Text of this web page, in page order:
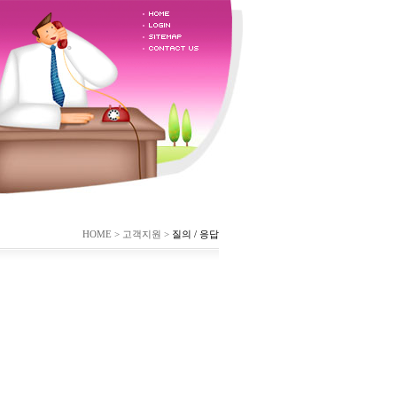
HOME > 고객지원 > 질의 / 응답